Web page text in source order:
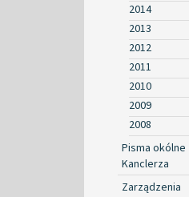
2014
2013
2012
2011
2010
2009
2008
Pisma okólne
Kanclerza
Zarządzenia